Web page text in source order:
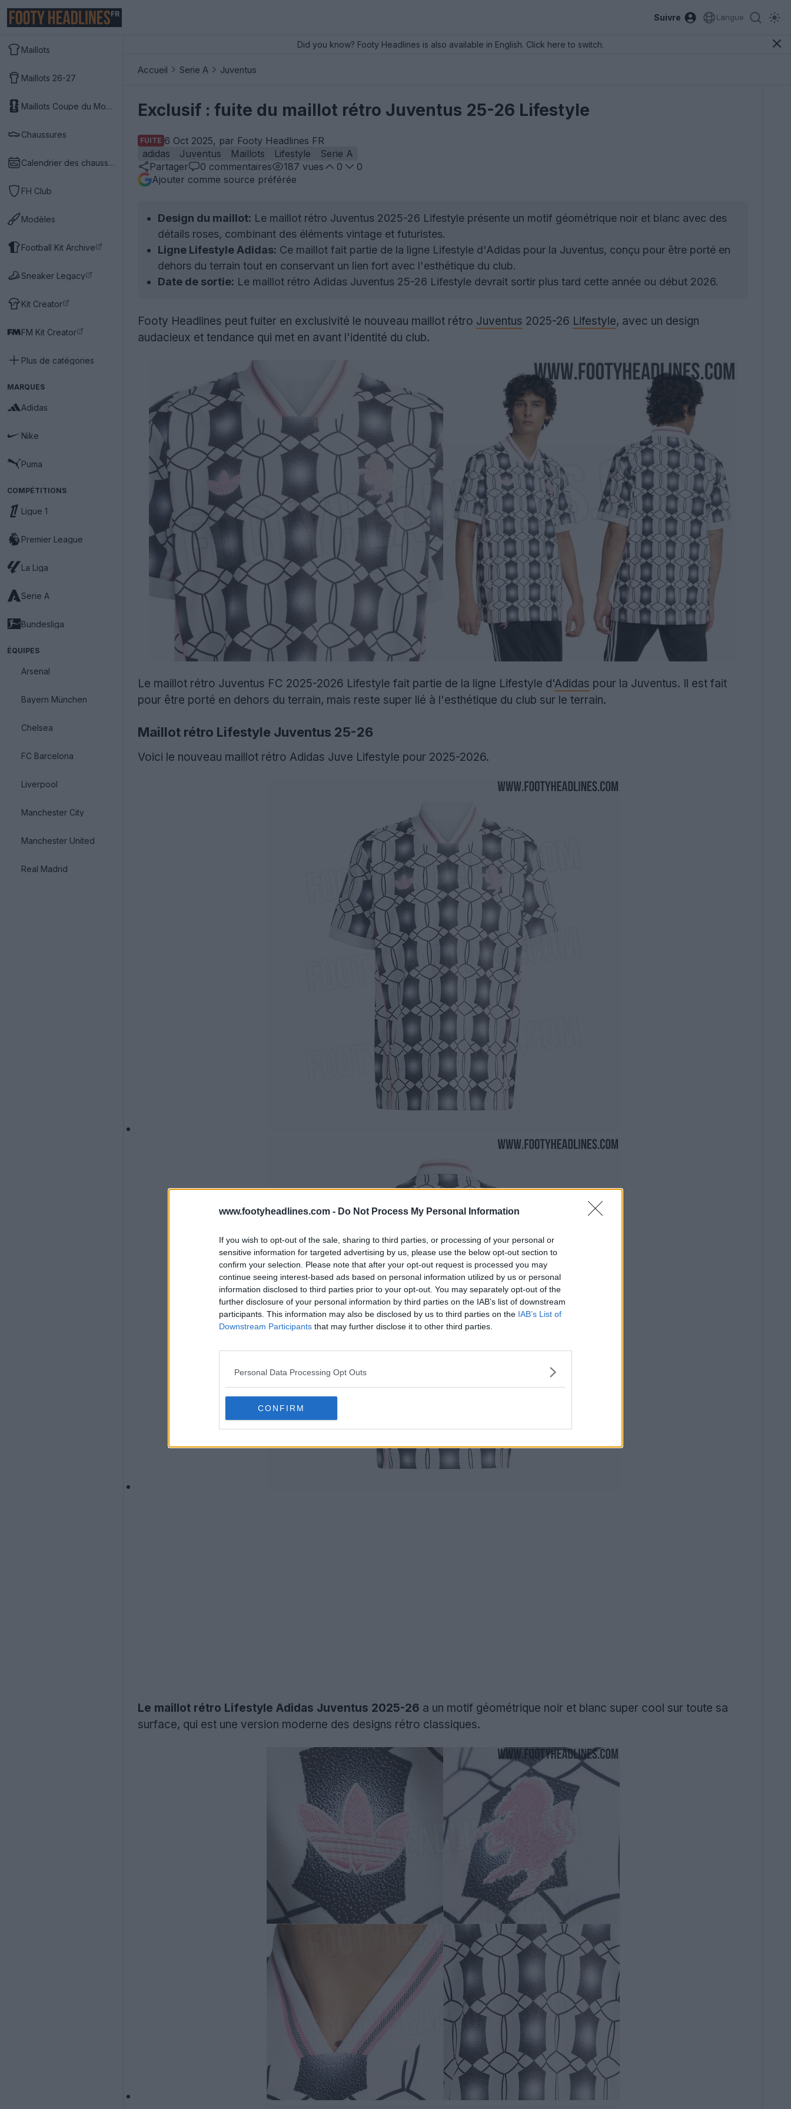
www.footyheadlines.com - Do Not Process My Personal Information
If you wish to opt-out of the sale, sharing to third parties, or processing of your personal or
sensitive information for targeted advertising by us, please use the below opt-out section to
confirm your selection. Please note that after your opt-out request is processed you may
continue seeing interest-based ads based on personal information utilized by us or personal
information disclosed to third parties prior to your opt-out. You may separately opt-out of the
further disclosure of your personal information by third parties on the IAB’s list of downstream
participants. This information may also be disclosed by us to third parties on the IAB’s List of
Downstream Participants that may further disclose it to other third parties.
Personal Data Processing Opt Outs
CONFIRM
FR Suivre Langue
Maillots
Maillots 26-27
Maillots Coupe du Monde 2026
Chaussures
Calendrier des chaussures
FH Club
Modèles
Football Kit Archive
Sneaker Legacy
Kit Creator
FM Kit Creator
Plus de catégories
MARQUES
Adidas
Nike
Puma
COMPÉTITIONS
Ligue 1
Premier League
La Liga
Serie A
Bundesliga
ÉQUIPES
Arsenal
Bayern München
Chelsea
FC Barcelona
Liverpool
Manchester City
Manchester United
Real Madrid
Did you know? Footy Headlines is also available in English. Click here to switch.
Accueil Serie A Juventus
Exclusif : fuite du maillot rétro Juventus 25-26 Lifestyle
FUITE 6 Oct 2025, par Footy Headlines FR
adidas
Juventus Maillots Lifestyle
Serie A
Partager
0 commentaires 187 vues 0
0
Ajouter comme source préférée
Design du maillot: Le maillot rétro Juventus 2025-26 Lifestyle présente un motif géométrique noir et blanc avec des
détails roses, combinant des éléments vintage et futuristes.
Ligne Lifestyle Adidas: Ce maillot fait partie de la ligne Lifestyle d'Adidas pour la Juventus, conçu pour être porté en
dehors du terrain tout en conservant un lien fort avec l'esthétique du club.
Date de sortie: Le maillot rétro Adidas Juventus 25-26 Lifestyle devrait sortir plus tard cette année ou début 2026.
Footy Headlines peut fuiter en exclusivité le nouveau maillot rétro Juventus 2025-26 Lifestyle, avec un design
audacieux et tendance qui met en avant l'identité du club.
Le maillot rétro Juventus FC 2025-2026 Lifestyle fait partie de la ligne Lifestyle d'Adidas pour la Juventus. Il est fait
pour être porté en dehors du terrain, mais reste super lié à l'esthétique du club sur le terrain.
Maillot rétro Lifestyle Juventus 25-26
Voici le nouveau maillot rétro Adidas Juve Lifestyle pour 2025-2026.
Le maillot rétro Lifestyle Adidas Juventus 2025-26 a un motif géométrique noir et blanc super cool sur toute sa
surface, qui est une version moderne des designs rétro classiques.